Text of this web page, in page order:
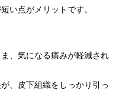
い点がメリットです。
、気になる痛みが軽減され
、皮下組織をしっかり引っ